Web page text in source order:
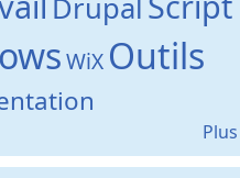
Drupal
WiX Outils
Plus